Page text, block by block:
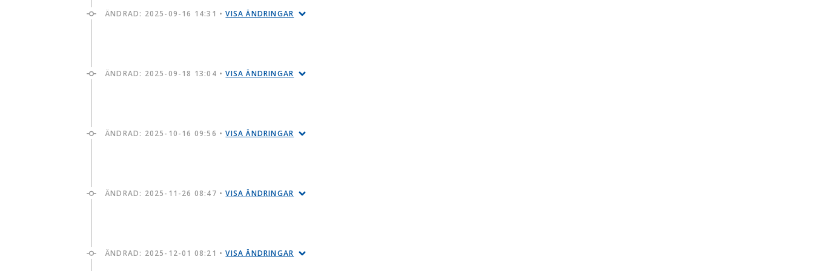
ÄNDRAD: 2025-09-16 14:31 •VISA ÄNDRINGAR
ÄNDRAD: 2025-09-18 13:04 •VISA ÄNDRINGAR
ÄNDRAD: 2025-10-16 09:56 •VISA ÄNDRINGAR
ÄNDRAD: 2025-11-26 08:47 •VISA ÄNDRINGAR
ÄNDRAD: 2025-12-01 08:21 •VISA ÄNDRINGAR